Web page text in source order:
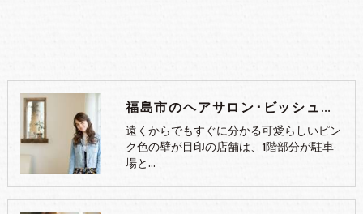
福島市のヘアサロン･ビッシュヘアーの評判
遠くからでもすぐに分かる可愛らしいピン
ク色の壁が目印の店舗は、1階部分が駐車
場と…